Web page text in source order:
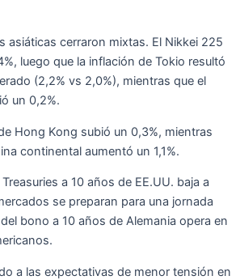
asiáticas cerraron mixtas. El Nikkei 225
luego que la inflación de Tokio resultó
(2,2% vs 2,0%), mientras que el
un 0,2%.
Hong Kong subió un 0,3%, mientras
continental aumentó un 1,1%.
a 10 años de EE.UU. baja a
se preparan para una jornada
bono a 10 años de Alemania opera en
a las expectativas de menor tensión en